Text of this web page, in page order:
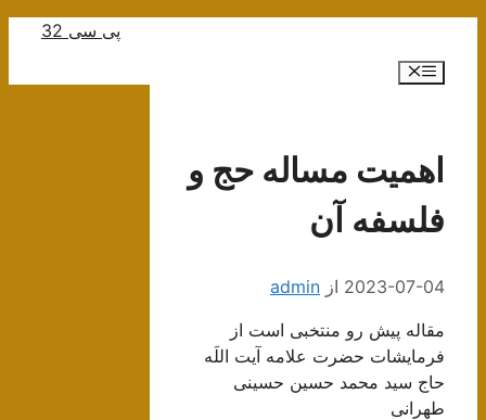
پی سی 32
فهرست
اهمیت مساله حج و
فلسفه آن
2023-07-04 از admin
مقاله پیش رو منتخبی است از
فرمایشات حضرت علامه آیت اللَه
حاج سید محمد حسین حسینی
طهرانی